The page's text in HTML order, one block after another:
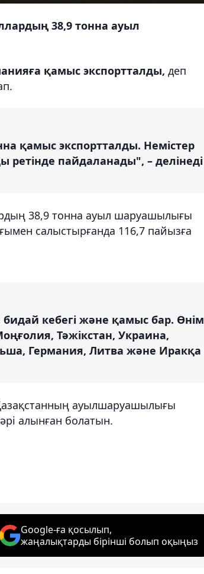
38,9 тонна ауыл
қамыс экспортталды, деп
қамыс экспортталды. Немістер
пайдаланады", – делінеді
38,9 тонна ауыл шаруашылығы
салыстырғанда 116,7 пайызға
бидай кебегі және қамыс бар. Өнім
Тәжікстан, Украина,
Германия, Литва және Иракқа
ауылшаруашылығы
алынған болатын.
Google-ға қосылып,
жаңалықтарды бірінші болып оқыңыз